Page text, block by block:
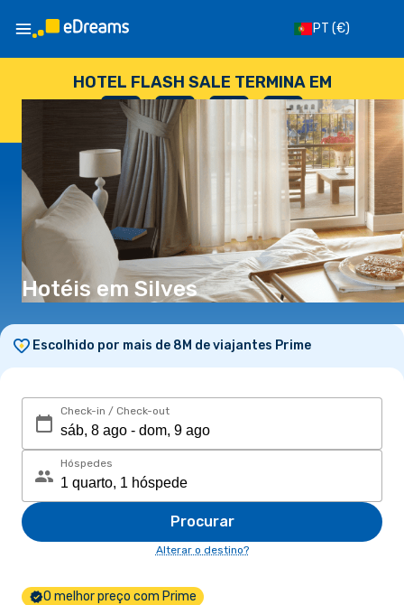
PT (€)
HOTEL FLASH SALE TERMINA EM
--
DIAS
: --
HORAS
: --
SEGUNDOS
Hotéis em Silves
Escolhido por mais de 8M de viajantes Prime
Check-in / Check-out
Hóspedes
Procurar
Alterar o destino?
O melhor preço com Prime